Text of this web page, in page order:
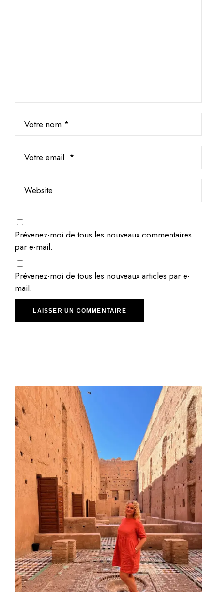
Prévenez-moi de tous les nouveaux commentaires
par e-mail.
Prévenez-moi de tous les nouveaux articles par e-
mail.
LAISSER UN COMMENTAIRE